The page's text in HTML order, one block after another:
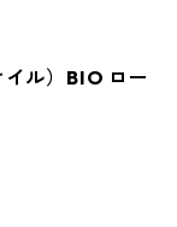
ル）BIO ロー